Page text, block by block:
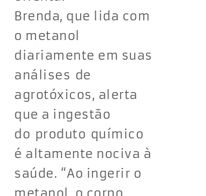
Brenda, que lida com
o metanol
diariamente em suas
análises de
agrotóxicos, alerta
que a ingestão
do produto químico
é altamente nociva à
saúde. “Ao ingerir o